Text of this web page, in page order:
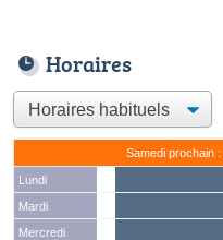
Horaires
Samedi prochain :
Lundi
Mardi
Mercredi